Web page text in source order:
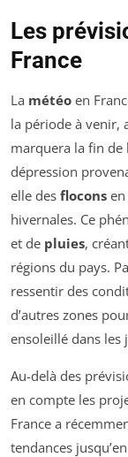
Les
France
La météo en
la période à venir,
marquera la fin de
dépression
elle des flocons
hivernales. Ce
et de pluies,
régions du pays.
ressentir des
d’autres zones
ensoleillé dans les
Au-delà des
en compte les
France a
tendances jusqu’en